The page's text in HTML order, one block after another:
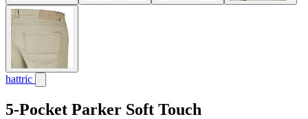
hattric
5-Pocket Parker Soft Touch